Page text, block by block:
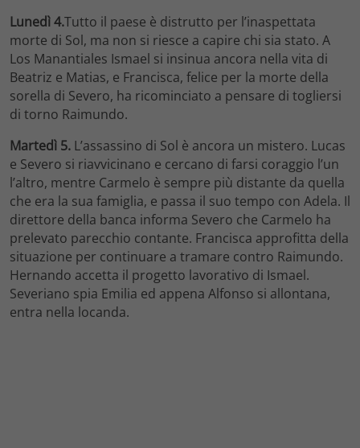
Lunedì 4.Tutto il paese è distrutto per l’inaspettata
morte di Sol, ma non si riesce a capire chi sia stato. A
Los Manantiales Ismael si insinua ancora nella vita di
Beatriz e Matias, e Francisca, felice per la morte della
sorella di Severo, ha ricominciato a pensare di togliersi
di torno Raimundo.
Martedì 5. L’assassino di Sol è ancora un mistero. Lucas
e Severo si riavvicinano e cercano di farsi coraggio l’un
l’altro, mentre Carmelo è sempre più distante da quella
che era la sua famiglia, e passa il suo tempo con Adela. Il
direttore della banca informa Severo che Carmelo ha
prelevato parecchio contante. Francisca approfitta della
situazione per continuare a tramare contro Raimundo.
Hernando accetta il progetto lavorativo di Ismael.
Severiano spia Emilia ed appena Alfonso si allontana,
entra nella locanda.